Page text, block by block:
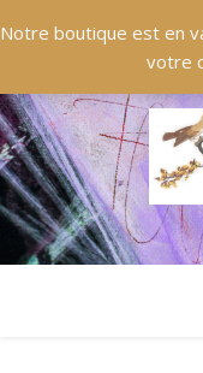
Notre boutique est en
votre